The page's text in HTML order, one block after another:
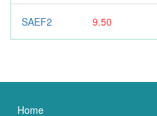
SAEF2 9.50
Home